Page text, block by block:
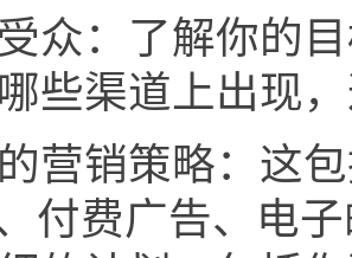
众：了解你的
些渠道上出现
营销策略：这
、付费广告、电